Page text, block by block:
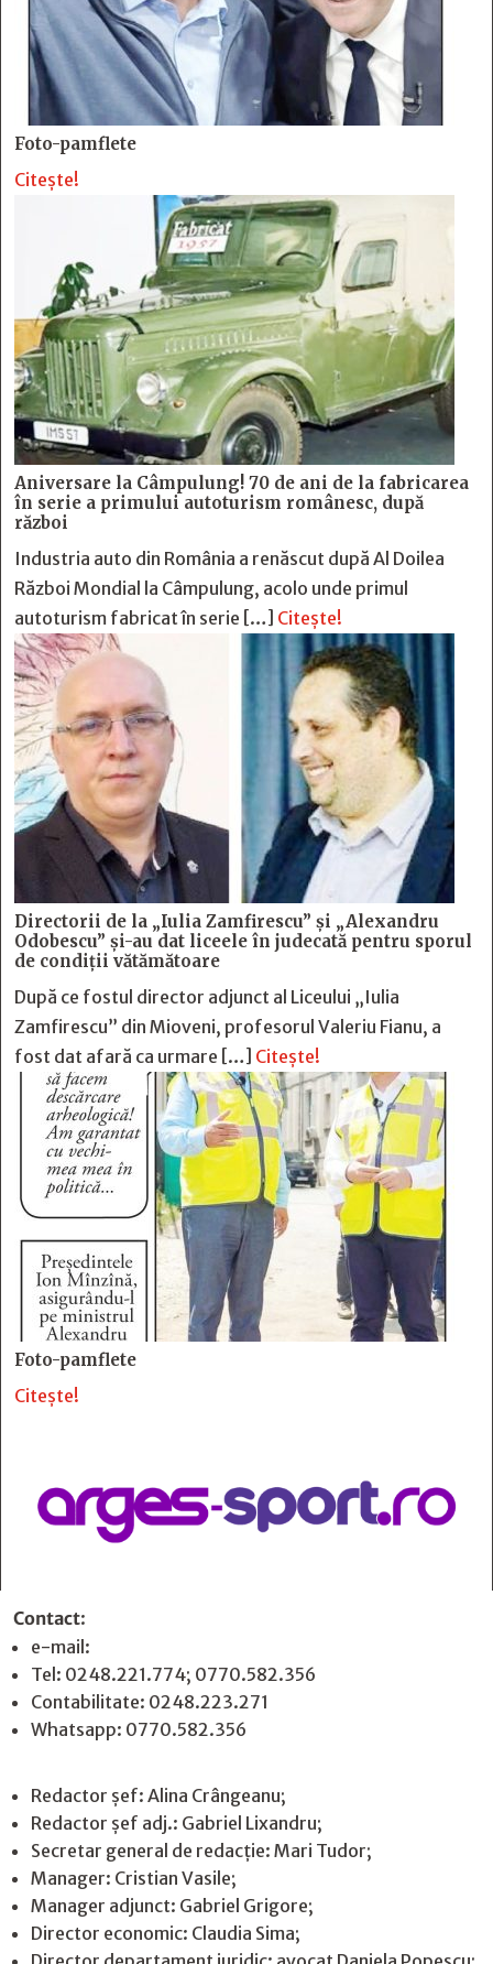
Foto-pamflete
Citește!
Aniversare la Câmpulung! 70 de ani de la fabricarea
în serie a primului autoturism românesc, după
război
Industria auto din România a renăscut după Al Doilea
Război Mondial la Câmpulung, acolo unde primul
autoturism fabricat în serie […] Citește!
Directorii de la „Iulia Zamfirescu” și „Alexandru
Odobescu” și-au dat liceele în judecată pentru sporul
de condiții vătămătoare
După ce fostul director adjunct al Liceului „Iulia
Zamfirescu” din Mioveni, profesorul Valeriu Fianu, a
fost dat afară ca urmare […] Citește!
Foto-pamflete
Citește!
Contact:
e-mail:
Tel: 0248.221.774; 0770.582.356
Contabilitate: 0248.223.271
Whatsapp: 0770.582.356
Redactor șef: Alina Crângeanu;
Redactor șef adj.: Gabriel Lixandru;
Secretar general de redacție: Mari Tudor;
Manager: Cristian Vasile;
Manager adjunct: Gabriel Grigore;
Director economic: Claudia Sima;